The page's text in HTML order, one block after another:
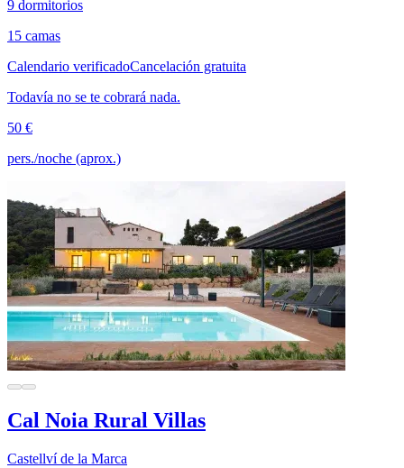
9 dormitorios
15 camas
Calendario verificadoCancelación gratuita
Todavía no se te cobrará nada.
50 €
pers./noche (aprox.)
Cal Noia Rural Villas
Castellví de la Marca